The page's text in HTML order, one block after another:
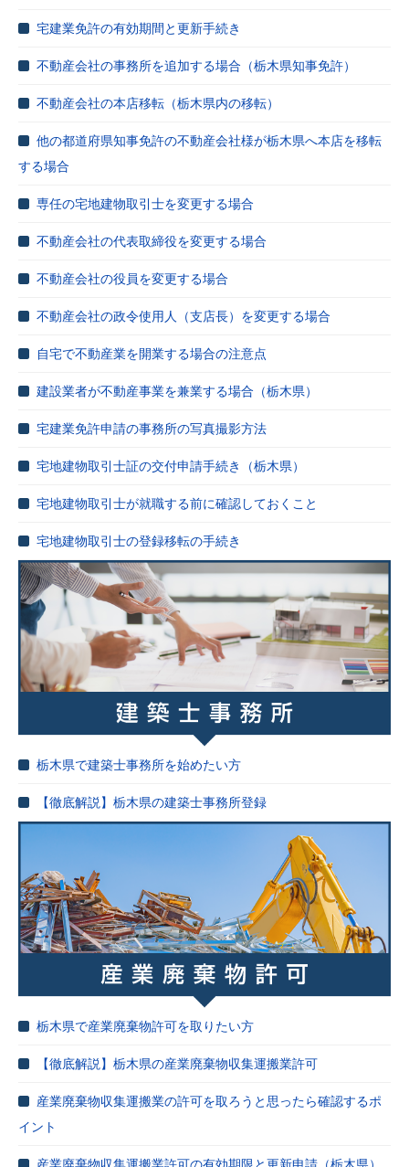
宅建業免許の有効期間と更新手続き
不動産会社の事務所を追加する場合（栃木県知事免許）
不動産会社の本店移転（栃木県内の移転）
他の都道府県知事免許の不動産会社様が栃木県へ本店を移転
する場合
専任の宅地建物取引士を変更する場合
不動産会社の代表取締役を変更する場合
不動産会社の役員を変更する場合
不動産会社の政令使用人（支店長）を変更する場合
自宅で不動産業を開業する場合の注意点
建設業者が不動産事業を兼業する場合（栃木県）
宅建業免許申請の事務所の写真撮影方法
宅地建物取引士証の交付申請手続き（栃木県）
宅地建物取引士が就職する前に確認しておくこと
宅地建物取引士の登録移転の手続き
栃木県で建築士事務所を始めたい方
【徹底解説】栃木県の建築士事務所登録
栃木県で産業廃棄物許可を取りたい方
【徹底解説】栃木県の産業廃棄物収集運搬業許可
産業廃棄物収集運搬業の許可を取ろうと思ったら確認するポ
イント